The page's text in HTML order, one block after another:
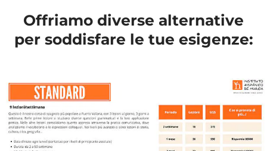
Offriamo diverse alternative
per soddisfare le tue esigenze: